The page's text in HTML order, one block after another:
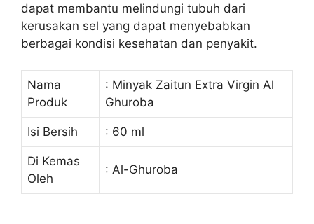
dapat membantu melindungi tubuh dari
kerusakan sel yang dapat menyebabkan
berbagai kondisi kesehatan dan penyakit.
Nama
Produk
: Minyak Zaitun Extra Virgin Al
Ghuroba
Isi Bersih : 60 ml
Di Kemas
Oleh
: Al-Ghuroba